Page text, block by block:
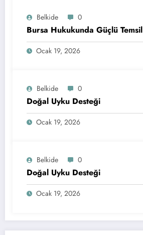
Belkide 0
Bursa Hukukunda Güçlü Temsil
Ocak 19, 2026
Belkide 0
Doğal Uyku Desteği
Ocak 19, 2026
Belkide 0
Doğal Uyku Desteği
Ocak 19, 2026